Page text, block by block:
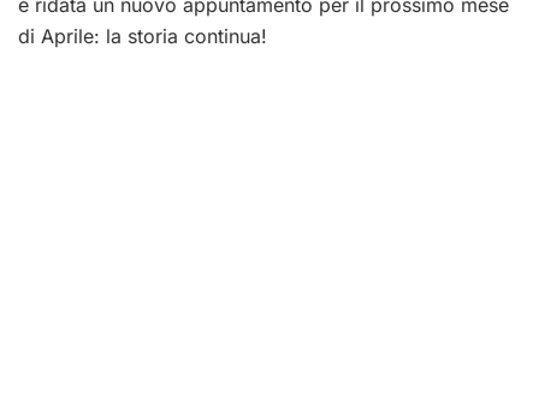
è ridata un nuovo appuntamento per il prossimo mese
di Aprile: la storia continua!